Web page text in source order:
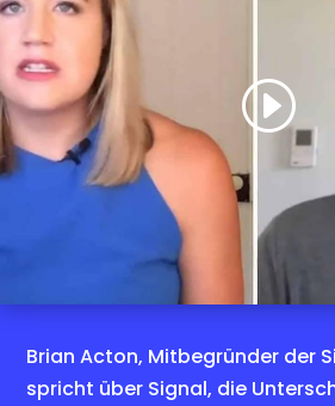
Dies ist ein Inhalt von
Lies unsere Cookie-
klicke auf „Ich stimme
YouTube zu aktivieren,
die im Text genannte
Cookie-Richtlinie
Ich stimme zu
Brian Acton, Mitbegründer der
spricht über Signal, die